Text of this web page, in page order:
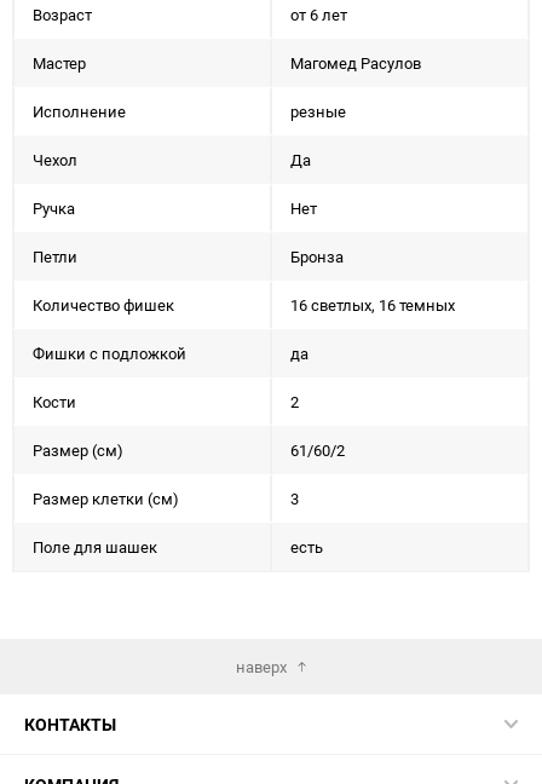
Возраст от 6 лет
Мастер Магомед Расулов
Исполнение резные
Чехол Да
Ручка Нет
Петли Бронза
Количество фишек 16 светлых, 16 темных
Фишки с подложкой да
Кости 2
Размер (см) 61/60/2
Размер клетки (см) 3
Поле для шашек есть
наверх
КОНТАКТЫ